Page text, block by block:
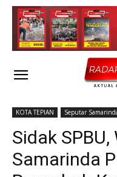
KOTA TEPIAN Seputar
Sidak
Samarinda